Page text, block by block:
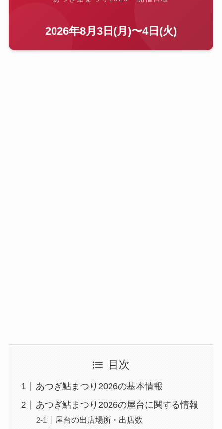
2026年8月3日(月)〜4日(火)
目次
あつぎ鮎まつり2026の基本情報
あつぎ鮎まつり2026の屋台に関する情報
屋台の出店場所・出店数